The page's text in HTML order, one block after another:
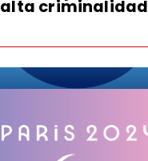
alta criminalidad